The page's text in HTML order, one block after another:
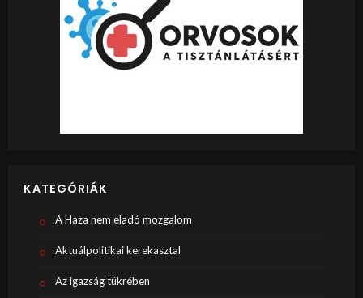
KATEGÓRIÁK
A Haza nem eladó mozgalom
Aktuálpolitikai kerekasztal
Az igazság tükrében